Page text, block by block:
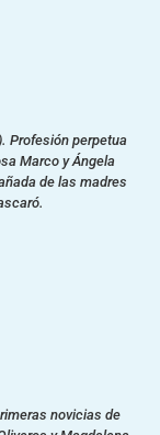
Profesión perpetua
Marco y Ángela
de las madres
novicias de